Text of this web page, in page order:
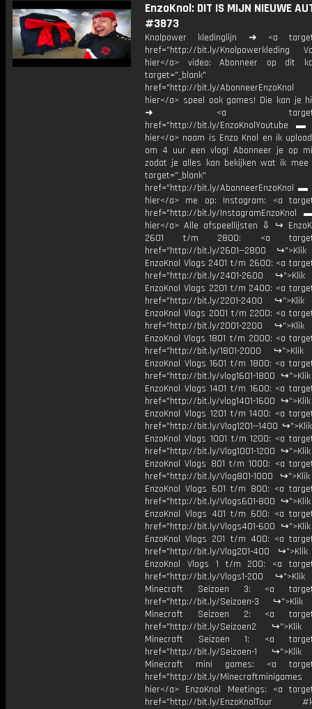
EnzoKnol: DIT IS MIJN NIEUWE
#3873
Knolpower kledinglijn ➜ <a
href="http://bit.ly/Knolpowerkleding
hier</a> video: Abonneer op dit
target="_blank"
href="http://bit.ly/
hier</a> speel ook games! Die kan je
➜ <a
href="http://bit.ly/EnzoKnolYoutube ▬
hier</a> naam is Enzo Knol en ik
om 4 uur een vlog! Abonneer je op
zodat je alles kan bekijken wat ik mee
target="_blank"
href="http://bit.ly/AbonneerEnzoKnol ▬
hier</a> me op: Instagram: <a
href="http://bit.ly/InstagramEnzoKnol
hier</a> Alle afspeellijsten ⇩ ↪
2601 t/m 2800: <a
href="http://bit.ly/2601--2800
EnzoKnol Vlogs 2401 t/m 2600: <a
href="http://bit.ly/2401-2600 ↪">Klik
EnzoKnol Vlogs 2201 t/m 2400: <a
href="http://bit.ly/2201-2400 ↪">Klik
EnzoKnol Vlogs 2001 t/m 2200: <a
href="http://bit.ly/2001-2200 ↪">Klik
EnzoKnol Vlogs 1801 t/m 2000: <a
href="http://bit.ly/1801-2000 ↪">Klik
EnzoKnol Vlogs 1601 t/m 1800: <a
href="http://bit.ly/vlog1601-1800
EnzoKnol Vlogs 1401 t/m 1600: <a
href="http://bit.ly/vlog1401-1600
EnzoKnol Vlogs 1201 t/m 1400: <a
href="http://bit.ly/Vlog1201--1400
EnzoKnol Vlogs 1001 t/m 1200: <a
href="http://bit.ly/Vlog1001-1200
EnzoKnol Vlogs 801 t/m 1000: <a
href="http://bit.ly/Vlog801-1000
EnzoKnol Vlogs 601 t/m 800: <a
href="http://bit.ly/Vlogs601-800
EnzoKnol Vlogs 401 t/m 600: <a
href="http://bit.ly/Vlogs401-600
EnzoKnol Vlogs 201 t/m 400: <a
href="http://bit.ly/Vlog201-400
EnzoKnol Vlogs 1 t/m 200: <a
href="http://bit.ly/Vlogs1-200
Minecraft Seizoen 3: <a
href="http://bit.ly/Seizoen-3 ↪">Klik
Minecraft Seizoen 2: <a
href="http://bit.ly/Seizoen2 ↪">Klik
Minecraft Seizoen 1: <a
href="http://bit.ly/Seizoen-1 ↪">Klik
Minecraft mini games: <a
href="http://bit.ly/
hier</a> EnzoKnol Meetings: <a
href="http://bit.ly/EnzoKnolTour